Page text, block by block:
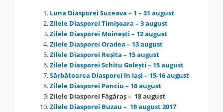
Luna Diasporei Suceava – 1 – 31 august
Zilele Diasporei Timișoara – 3 august
Zilele Diasporei Moinești – 12 august
Zilele Diasporei Oradea – 13 august
Zilele Diasporei Reșita – 15 august
Zilele Diasporei Schitu Golești – 15 august
Sărbătoarea Diasporei în Iaşi – 15-16 august
Zilele Diasporei Panciu – 16 august
Zilele Diasporei Făgăraș – 18 august
Zilele Diasporei Buzau – 18 august 2017